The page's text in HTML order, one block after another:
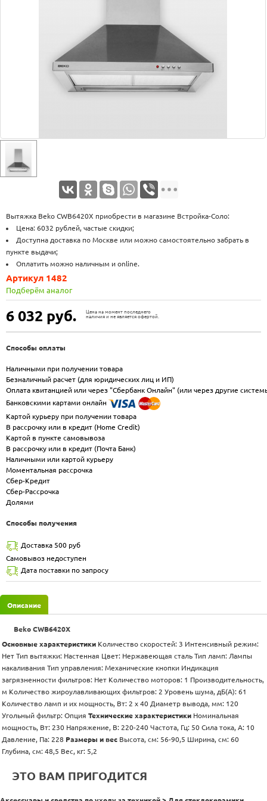
Вытяжка Beko CWB6420X приобрести в магазине Встройка-Соло:
Цена: 6032 рублей, частые скидки;
Доступна доставка по Москве или можно самостоятельно забрать в
пункте выдачи;
Оплатить можно наличным и online.
6 032 руб.
Цена на момент последнего
наличия и не является офертой.
Артикул 1482
Подберём аналог
Способы оплаты
Наличными при получении товара
Безналичный расчет (для юридических лиц и ИП)
Оплата квитанцией или через "Сбербанк Онлайн" (или через другие
Банковскими картами онлайн
Картой курьеру при получении товара
В рассрочку или в кредит (Home Credit)
Картой в пункте самовывоза
В рассрочку или в кредит (Почта Банк)
Наличными или картой курьеру
Моментальная рассрочка
Сбер-Кредит
Сбер-Рассрочка
Долями
Способы получения
Доставка 500 руб
Самовывоз недоступен
Дата поставки по запросу
Описание
Beko CWB6420X
Основные характеристики Количество скоростей: 3 Интенсивный режим:
Нет Тип вытяжки: Настенная Цвет: Нержавеющая сталь Тип ламп: Лампы
накаливания Тип управления: Механические кнопки Индикация
загрязненности фильтров: Нет Количество моторов: 1 Производительность,
м Количество жироулавливающих фильтров: 2 Уровень шума, дБ(А): 61
Количество ламп и их мощность, Вт: 2 х 40 Диаметр вывода, мм: 120
Угольный фильтр: Опция Технические характеристики Номинальная
мощность, Вт: 230 Напряжение, В: 220-240 Частота, Гц: 50 Сила тока, А: 10
Давление, Па: 228 Размеры и вес Высота, см: 56-90,5 Ширина, см: 60
Глубина, см: 48,5 Вес, кг: 5,2
ЭТО ВАМ ПРИГОДИТСЯ